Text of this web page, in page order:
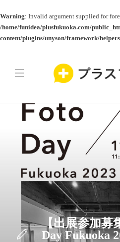
Warning: Invalid argument supplied for
/home/funidea/plusfukuoka.com/
content/plugins/unyson/framework/
【出展参加募
Day Fukuoka